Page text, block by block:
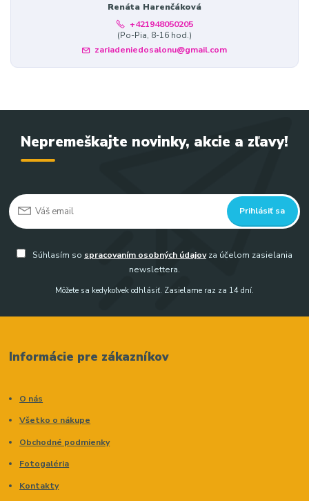
Renáta Harenčáková
+421948050205
(Po-Pia, 8-16 hod.)
zariadeniedosalonu@gmail.com
Nepremeškajte novinky, akcie a zľavy!
Prihlásiť sa
Súhlasím so spracovaním osobných údajovza účelom zasielania
newslettera.
Môžete sa kedykoľvek odhlásiť. Zasielame raz za 14 dní.
Informácie pre zákazníkov
O nás
Všetko o nákupe
Obchodné podmienky
Fotogaléria
Kontakty